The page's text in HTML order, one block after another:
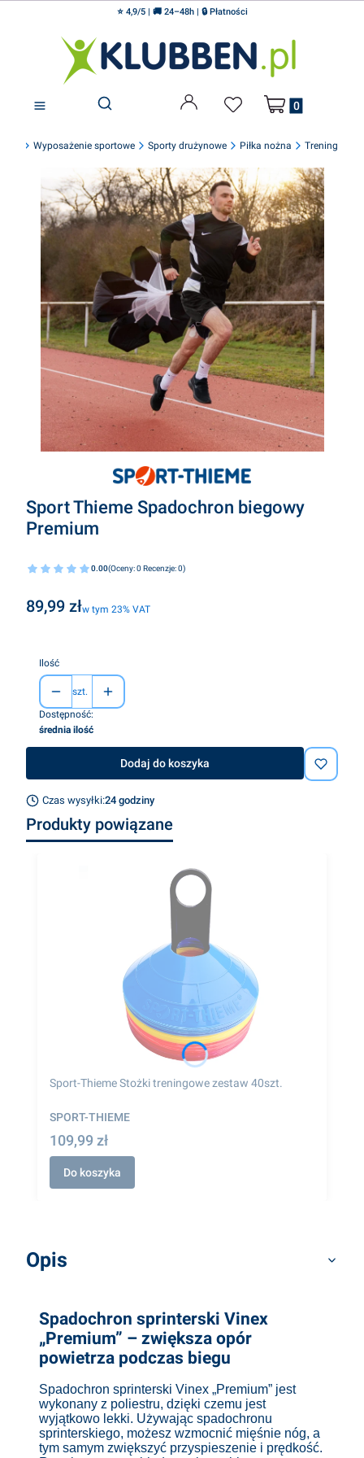
⭐ 4,9/5 | 🚚 24–48h | 🔒 Płatności
Otwórz wyszukiwarkę
Produkty w
Wyposażenie sportowe Sporty drużynowe Piłka nożna Trening
Sport Thieme Spadochron biegowy
Premium
0.00(Oceny: 0 Recenzje: 0)
Cena
89,99 złw tym 23% VAT
w tym 23% VAT
Ilość
szt.
Dostępność:
średnia ilość
Dodaj do koszyka
Czas wysyłki:24 godziny
Produkty powiązane
Sport-Thieme Stożki treningowe zestaw 40szt.
SPORT-THIEME
109,99 zł
Do koszyka
Opis
Spadochron sprinterski Vinex
„Premium” – zwiększa opór
powietrza podczas biegu
Spadochron sprinterski Vinex „Premium” jest
wykonany z poliestru, dzięki czemu jest
wyjątkowo lekki. Używając spadochronu
sprinterskiego, możesz wzmocnić mięśnie nóg, a
tym samym zwiększyć przyspieszenie i prędkość.